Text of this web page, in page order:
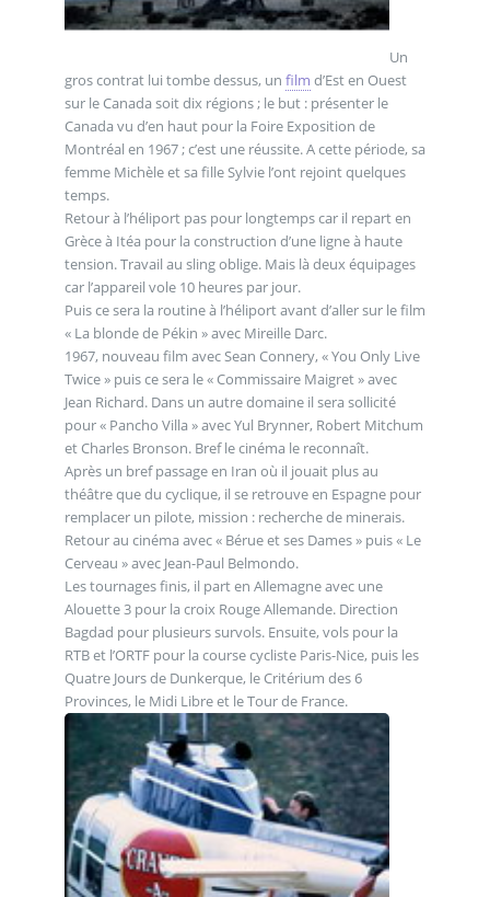
Un
gros contrat lui tombe dessus, un film d’Est en Ouest
sur le Canada soit dix régions ; le but : présenter le
Canada vu d’en haut pour la Foire Exposition de
Montréal en 1967 ; c’est une réussite. A cette période, sa
femme Michèle et sa fille Sylvie l’ont rejoint quelques
temps.
Retour à l’héliport pas pour longtemps car il repart en
Grèce à Itéa pour la construction d’une ligne à haute
tension. Travail au sling oblige. Mais là deux équipages
car l’appareil vole 10 heures par jour.
Puis ce sera la routine à l’héliport avant d’aller sur le film
« La blonde de Pékin » avec Mireille Darc.
1967, nouveau film avec Sean Connery, « You Only Live
Twice » puis ce sera le « Commissaire Maigret » avec
Jean Richard. Dans un autre domaine il sera sollicité
pour « Pancho Villa » avec Yul Brynner, Robert Mitchum
et Charles Bronson. Bref le cinéma le reconnaît.
Après un bref passage en Iran où il jouait plus au
théâtre que du cyclique, il se retrouve en Espagne pour
remplacer un pilote, mission : recherche de minerais.
Retour au cinéma avec « Bérue et ses Dames » puis « Le
Cerveau » avec Jean-Paul Belmondo.
Les tournages finis, il part en Allemagne avec une
Alouette 3 pour la croix Rouge Allemande. Direction
Bagdad pour plusieurs survols. Ensuite, vols pour la
RTB et l’ORTF pour la course cycliste Paris-Nice, puis les
Quatre Jours de Dunkerque, le Critérium des 6
Provinces, le Midi Libre et le Tour de France.